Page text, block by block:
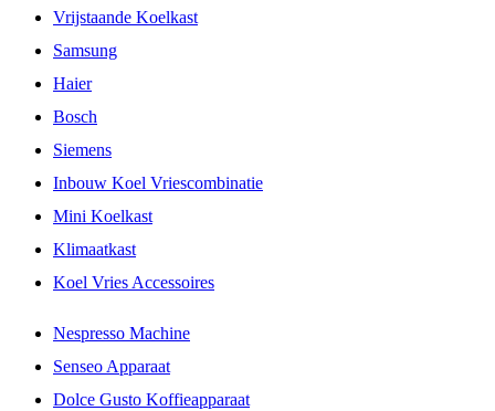
Vrijstaande Koelkast
Samsung
Haier
Bosch
Siemens
Inbouw Koel Vriescombinatie
Mini Koelkast
Klimaatkast
Koel Vries Accessoires
Nespresso Machine
Senseo Apparaat
Dolce Gusto Koffieapparaat